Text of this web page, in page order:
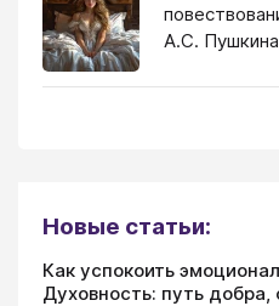
А.С.
Новые статьи:
Как успокоить
Духовность: путь добра,